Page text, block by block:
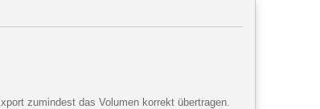
zumindest das Volumen korrekt übertragen.